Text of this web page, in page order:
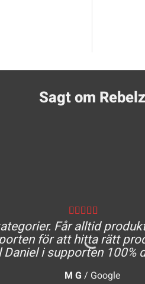
Sagt om Rebelz
Får alltid
för att hitta rätt
i supporten 100%
M G / Google